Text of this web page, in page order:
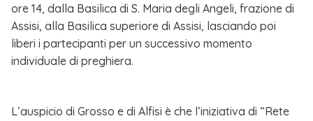
ore 14, dalla Basilica di S. Maria degli Angeli, frazione di
Assisi, alla Basilica superiore di Assisi, lasciando poi
liberi i partecipanti per un successivo momento
individuale di preghiera.
L’auspicio di Grosso e di Alfisi è che l’iniziativa di “Rete